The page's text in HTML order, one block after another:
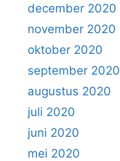
december 2020
november 2020
oktober 2020
september 2020
augustus 2020
juli 2020
juni 2020
mei 2020